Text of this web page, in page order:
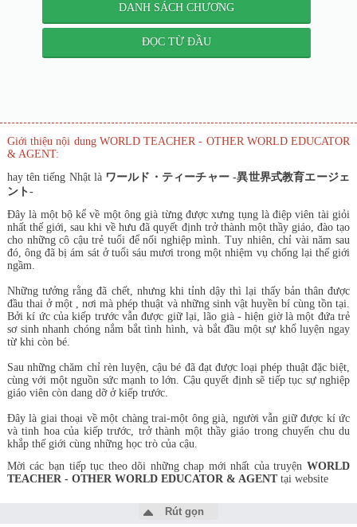
DANH SÁCH CHƯƠNG
ĐỌC TỪ ĐẦU
Giới thiệu nội dung WORLD TEACHER - OTHER WORLD EDUCATOR
& AGENT:
hay tên tiếng Nhật là ワールド・ティーチャー -異世界式教育エージェ
ント-
Đây là một bộ kể về một ông già từng được xưng tụng là điệp viên tài giỏi
nhất thế giới, sau khi về hưu đã quyết định trở thành một thầy giáo, đào tạo
cho những cô cậu trẻ tuổi để nối nghiệp mình. Tuy nhiên, chỉ vài năm sau
đó, ông đã bị ám sát ở tuổi sáu mươi trong một nhiệm vụ chống lại thế giới
ngầm.
Những tưởng rằng đã chết, nhưng khi tỉnh dậy thì lại thấy bản thân được
đầu thai ở một
, nơi mà phép thuật và những sinh vật huyền bí cùng tồn tại.
Bởi kí ức của kiếp trước vẫn được giữ lại, lão già - hiện giờ là một đứa trẻ
sơ sinh nhanh chóng nắm bắt tình hình, và bắt đầu một sự khổ luyện ngay
từ khi còn bé.
Sau những chăm chỉ rèn luyện, cậu bé đã đạt được loại phép thuật đặc biệt,
cùng với một nguồn sức mạnh to lớn. Cậu quyết định sẽ tiếp tục sự nghiệp
giáo viên còn dang dỡ ở kiếp trước.
Đây là giai thoại về một chàng trai-một ông già, người vẫn giữ được kí ức
và tinh hoa của kiếp trước, trở thành một thầy giáo trong chuyến chu du
khắp thế giới cùng những học trò của cậu.
Mời các bạn tiếp tục theo dõi những chap mới nhất của truyệnWORLD
TEACHER - OTHER WORLD EDUCATOR & AGENT tại website
Rút gọn